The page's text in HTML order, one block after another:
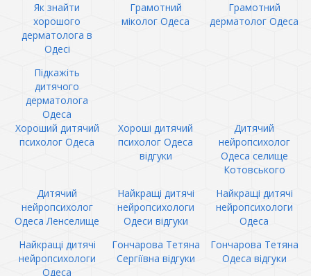
Як знайти
хорошого
дерматолога в
Одесі
Грамотний
міколог Одеса
Грамотний
дерматолог Одеса
Підкажіть
дитячого
дерматолога
Одеса
Хороший дитячий
психолог Одеса
Хороші дитячий
психолог Одеса
відгуки
Дитячий
нейропсихолог
Одеса селище
Котовського
Дитячий
нейропсихолог
Одеса Ленселище
Найкращі дитячі
нейропсихологи
Одеси відгуки
Найкращі дитячі
нейропсихологи
Одеса
Найкращі дитячі
нейропсихологи
Одеса
Гончарова Тетяна
Сергіївна відгуки
Гончарова Тетяна
Одеса відгуки